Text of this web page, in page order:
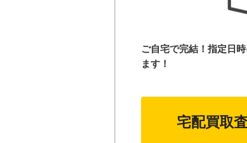
ご自宅で完結！指定日
ます！
宅配買取